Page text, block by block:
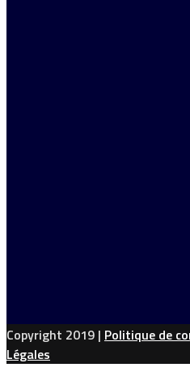
Copyright 2019 | Politique de
Légales